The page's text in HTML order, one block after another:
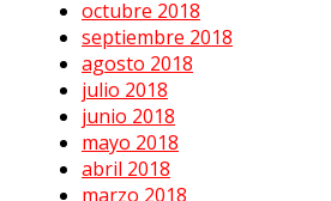
octubre 2018
septiembre 2018
agosto 2018
julio 2018
junio 2018
mayo 2018
abril 2018
marzo 2018